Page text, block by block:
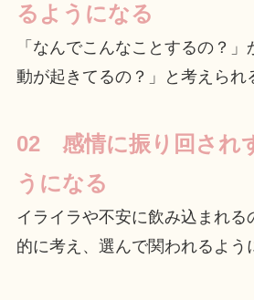
るようになる
「なんでこんなことするの？
動が起きてるの？」と考えられ
02 感情に振り回され
うになる
イライラや不安に飲み込まれる
的に考え、選んで関われるよう